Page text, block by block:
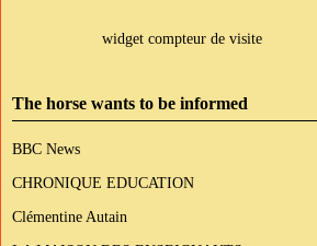
widget compteur de visite
The horse wants to be informed
BBC News
CHRONIQUE EDUCATION
Clémentine Autain